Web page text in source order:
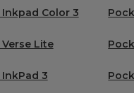
Color 3
Lite
3